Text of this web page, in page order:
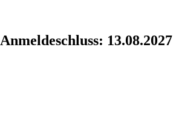
Anmeldeschluss: 13.08.2027